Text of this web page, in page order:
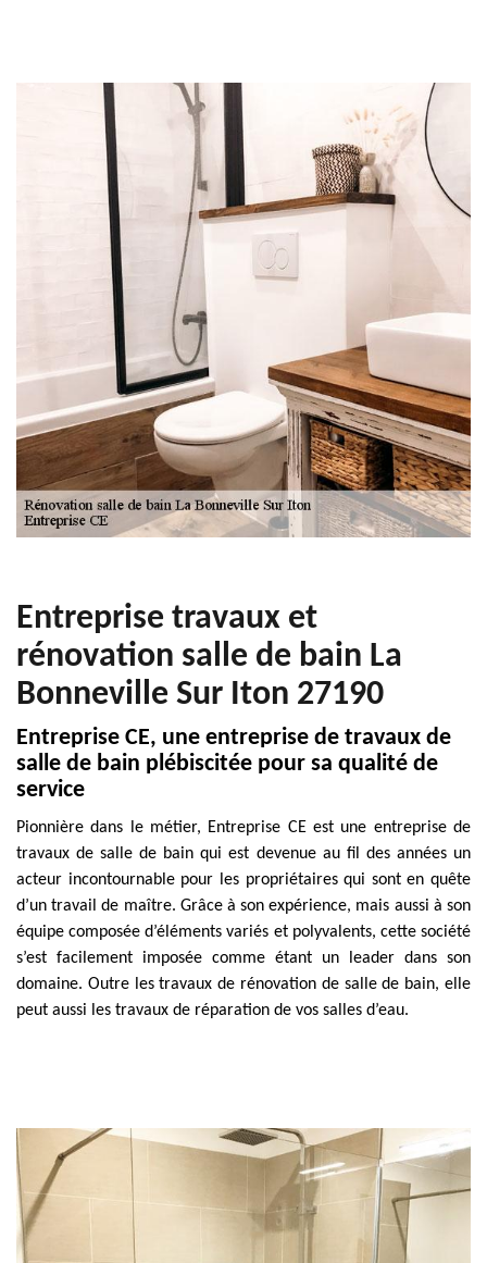
Entreprise travaux et
rénovation salle de bain La
Bonneville Sur Iton 27190
Entreprise CE, une entreprise de travaux de
salle de bain plébiscitée pour sa qualité de
service
Pionnière dans le métier, Entreprise CE est une entreprise de
travaux de salle de bain qui est devenue au fil des années un
acteur incontournable pour les propriétaires qui sont en quête
d’un travail de maître. Grâce à son expérience, mais aussi à son
équipe composée d’éléments variés et polyvalents, cette société
s’est facilement imposée comme étant un leader dans son
domaine. Outre les travaux de rénovation de salle de bain, elle
peut aussi les travaux de réparation de vos salles d’eau.